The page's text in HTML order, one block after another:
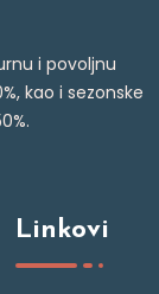
i povoljnu
kao i sezonske
Linkovi